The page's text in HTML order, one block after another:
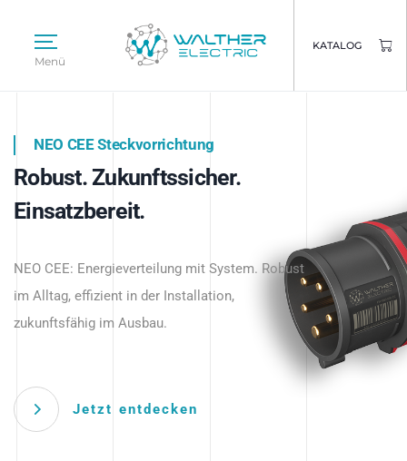
Menü
KATALOG
Intelligente Stromverteilung
beginnt hier.
NEO CEE Steckvorrichtung
Robust. Zukunftssicher.
Einsatzbereit.
NEO CEE: Energieverteilung mit System. Robust
im Alltag, effizient in der Installation,
zukunftsfähig im Ausbau.
Jetzt entdecken
Intelligenz trifft Energie.
Anwendungen – robust, IP-geschützt und
zukunftsfähig.